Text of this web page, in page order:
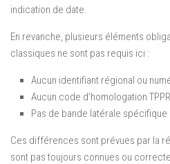
indication de date.
En revanche, plusieurs éléments
classiques ne sont pas requis ici :
Aucun identifiant régional ou
Aucun code d’homologation TPPR
Pas de bande latérale spécifique
Ces différences sont prévues par la
sont pas toujours connues ou